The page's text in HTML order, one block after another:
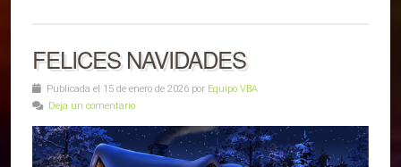
FELICES NAVIDADES
Publicada el 15 de enero de 2026 por Equipo VBA
Deja un comentario